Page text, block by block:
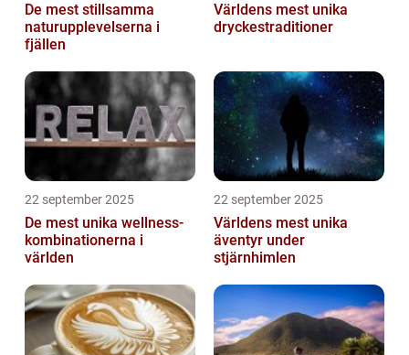
De mest stillsamma
naturupplevelserna i
fjällen
Världens mest unika
dryckestraditioner
22 september 2025
De mest unika wellness-
kombinationerna i
världen
22 september 2025
Världens mest unika
äventyr under
stjärnhimlen